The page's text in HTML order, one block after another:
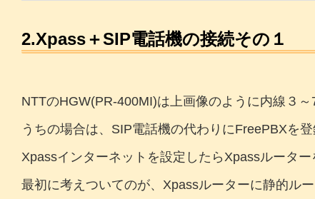
2.Xpass＋SIP電話機の接続その１
NTTのHGW(PR-400MI)は上画像のように内線３
うちの場合は、SIP電話機の代わりにFreePBXを
Xpassインターネットを設定したらXpassルータ
最初に考えついてのが、Xpassルーターに静的ル